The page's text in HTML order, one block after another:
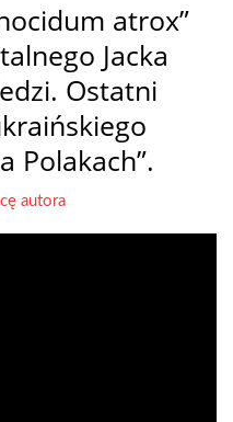
atrox”
Jacka
Ostatni
Polakach”.
autora